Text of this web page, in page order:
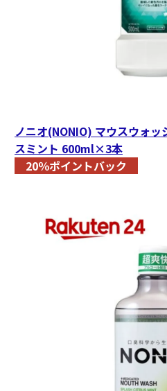
ノニオ(NONIO) マウスウォ
スミント 600ml×3本
20％ポイントバック